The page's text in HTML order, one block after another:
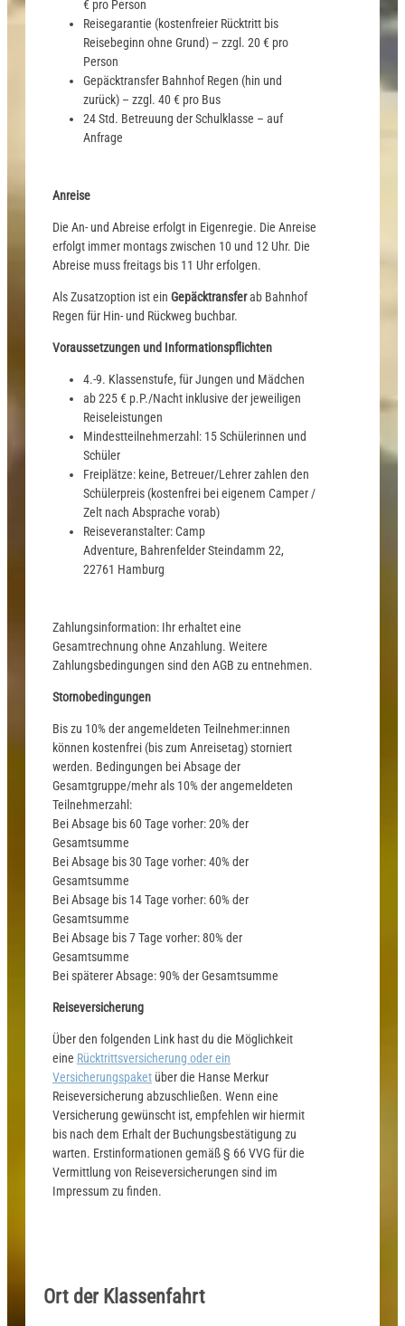
€ pro Person
Reisegarantie (kostenfreier Rücktritt bis
Reisebeginn ohne Grund) – zzgl. 20 € pro
Person
Gepäcktransfer Bahnhof Regen (hin und
zurück) – zzgl. 40 € pro Bus
24 Std. Betreuung der Schulklasse – auf
Anfrage
Anreise
Die An- und Abreise erfolgt in Eigenregie. Die Anreise
erfolgt immer montags zwischen 10 und 12 Uhr. Die
Abreise muss freitags bis 11 Uhr erfolgen.
Als Zusatzoption ist ein Gepäcktransferab Bahnhof
Regen für Hin- und Rückweg buchbar.
Voraussetzungen und Informationspflichten
4.-9. Klassenstufe, für Jungen und Mädchen
ab 225 € p.P./Nacht inklusive der jeweiligen
Reiseleistungen
Mindestteilnehmerzahl: 15 Schülerinnen und
Schüler
Freiplätze: keine, Betreuer/Lehrer zahlen den
Schülerpreis (kostenfrei bei eigenem Camper /
Zelt nach Absprache vorab)
Reiseveranstalter: Camp
Adventure, Bahrenfelder Steindamm 22,
22761 Hamburg
Zahlungsinformation: Ihr erhaltet eine
Gesamtrechnung ohne Anzahlung. Weitere
Zahlungsbedingungen sind den AGB zu entnehmen.
Stornobedingungen
Bis zu 10% der angemeldeten Teilnehmer:innen
können kostenfrei (bis zum Anreisetag) storniert
werden. Bedingungen bei Absage der
Gesamtgruppe/mehr als 10% der angemeldeten
Teilnehmerzahl:
Bei Absage bis 60 Tage vorher: 20% der
Gesamtsumme
Bei Absage bis 30 Tage vorher: 40% der
Gesamtsumme
Bei Absage bis 14 Tage vorher: 60% der
Gesamtsumme
Bei Absage bis 7 Tage vorher: 80% der
Gesamtsumme
Bei späterer Absage: 90% der Gesamtsumme
Reiseversicherung
Über den folgenden Link hast du die Möglichkeit
eine Rücktrittsversicherung oder ein
Versicherungspaket über die Hanse Merkur
Reiseversicherung abzuschließen. Wenn eine
Versicherung gewünscht ist, empfehlen wir hiermit
bis nach dem Erhalt der Buchungsbestätigung zu
warten. Erstinformationen gemäß § 66 VVG für die
Vermittlung von Reiseversicherungen sind im
Impressum zu finden.
Ort der Klassenfahrt